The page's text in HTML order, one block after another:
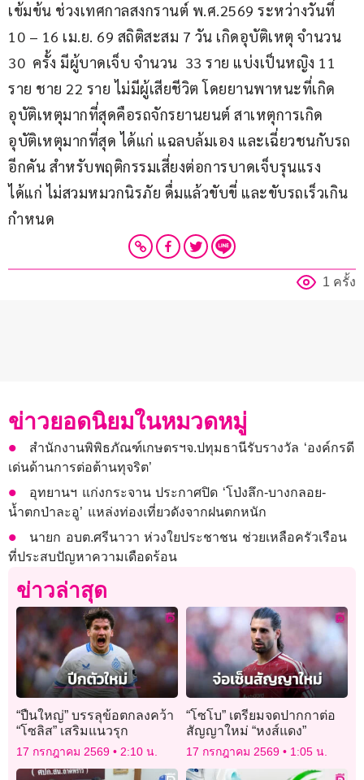
เข้มข้น ช่วงเทศกาลสงกรานต์ พ.ศ.2569 ระหว่างวันที่
10 – 16 เม.ย. 69 สถิติสะสม 7 วัน เกิดอุบัติเหตุ จำนวน
30  ครั้ง มีผู้บาดเจ็บ จำนวน  33 ราย แบ่งเป็นหญิง 11
ราย ชาย 22 ราย ไม่มีผู้เสียชีวิต โดยยานพาหนะที่เกิด
อุบัติเหตุมากที่สุดคือรถจักรยานยนต์ สาเหตุการเกิด
อุบัติเหตุมากที่สุด ได้แก่ แฉลบล้มเอง และเฉี่ยวชนกับรถ
อีกคัน สำหรับพฤติกรรมเสี่ยงต่อการบาดเจ็บรุนแรง
ได้แก่ ไม่สวมหมวกนิรภัย ดื่มแล้วขับขี่ และขับรถเร็วเกิน
กำหนด
1 ครั้ง
ข่าวยอดนิยมในหมวดหมู่
สำนักงานพิพิธภัณฑ์เกษตรฯจ.ปทุมธานีรับรางวัล ‘องค์กรดี
เด่นด้านการต่อต้านทุจริต’
อุทยานฯ แก่งกระจาน ประกาศปิด ‘โป่งลึก-บางกลอย-
น้ำตกป่าละอู’ แหล่งท่องเที่ยวดังจากฝนตกหนัก
นายก อบต.ศรีนาวา ห่วงใยประชาชน ช่วยเหลือครัวเรือน
ที่ประสบปัญหาความเดือดร้อน
ข่าวล่าสุด
“ปืนใหญ่” บรรลุข้อตกลงคว้า
“โซลิส” เสริมแนวรุก
17 กรกฎาคม 2569 2:10 น.
“โซโบ” เตรียมจดปากกาต่อ
สัญญาใหม่ “หงส์แดง”
17 กรกฎาคม 2569 1:05 น.